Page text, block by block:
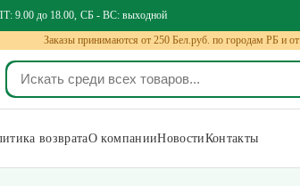
9.00 до 18.00 СБ - ВС: выходной
Заказы принимаются от 250 Бел.руб. по городам РБ и
возвратаО компанииНовостиКонтакты